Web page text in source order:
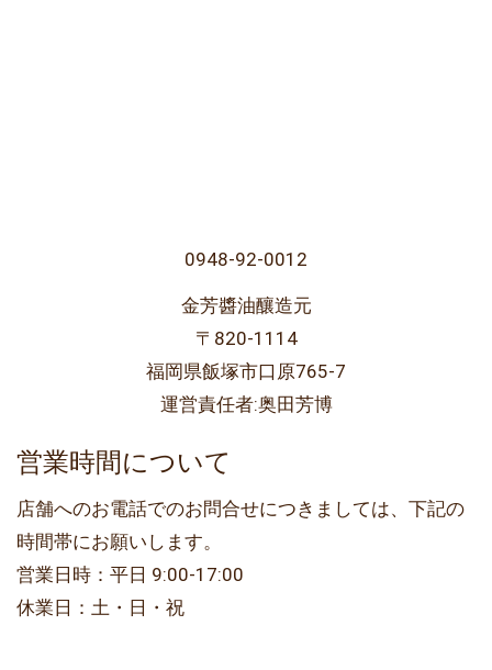
0948-92-0012
金芳醬油釀造元
〒820-1114
福岡県飯塚市口原765-7
運営責任者:奥田芳博
営業時間について
店舗へのお電話でのお問合せにつきましては、下記の
時間帯にお願いします。
営業日時：平日 9:00-17:00
休業日：土・日・祝